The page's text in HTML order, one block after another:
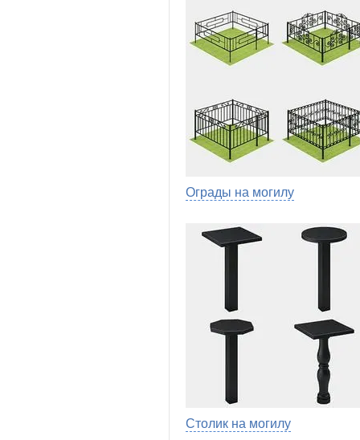
Ограды на могилу
Столик на могилу